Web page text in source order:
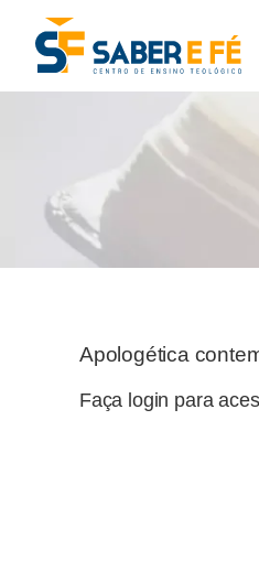
Apologética
Faça login para